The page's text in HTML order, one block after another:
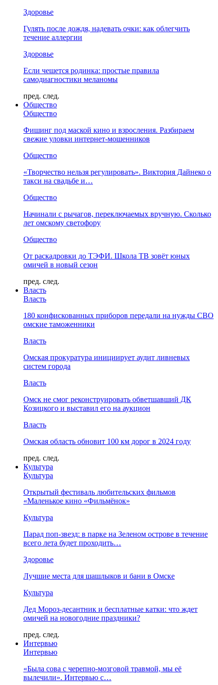
Здоровье
Гулять после дождя, надевать очки: как облегчить
течение аллергии
Здоровье
Если чешется родинка: простые правила
самодиагностики меланомы
пред. след.
Общество
Общество
Фишинг под маской кино и взросления. Разбираем
свежие уловки интернет-мошенников
Общество
«Творчество нельзя регулировать». Виктория Дайнеко о
такси на свадьбе и…
Общество
Начинали с рычагов, переключаемых вручную. Сколько
лет омскому светофору
Общество
От раскадровки до ТЭФИ. Школа ТВ зовёт юных
омичей в новый сезон
пред. след.
Власть
Власть
180 конфискованных приборов передали на нужды СВО
омские таможенники
Власть
Омская прокуратура инициирует аудит ливневых
систем города
Власть
Омск не смог реконструировать обветшавший ДК
Козицкого и выставил его на аукцион
Власть
Омская область обновит 100 км дорог в 2024 году
пред. след.
Культура
Культура
Открытый фестиваль любительских фильмов
«Маленькое кино «Фильмёнок»
Культура
Парад поп-звезд: в парке на Зеленом острове в течение
всего лета будет проходить…
Здоровье
Лучшие места для шашлыков и бани в Омске
Культура
Дед Мороз-десантник и бесплатные катки: что ждет
омичей на новогодние праздники?
пред. след.
Интервью
Интервью
«Была сова с черепно-мозговой травмой, мы её
вылечили». Интервью с…